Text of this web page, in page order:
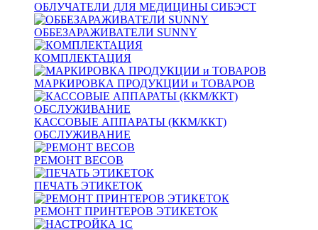
ОБЛУЧАТЕЛИ ДЛЯ МЕДИЦИНЫ СИБЭСТ
ОББЕЗАРАЖИВАТЕЛИ SUNNY
КОМПЛЕКТАЦИЯ
МАРКИРОВКА ПРОДУКЦИИ и ТОВАРОВ
КАССОВЫЕ АППАРАТЫ (ККМ/ККТ)
ОБСЛУЖИВАНИЕ
РЕМОНТ ВЕСОВ
ПЕЧАТЬ ЭТИКЕТОК
РЕМОНТ ПРИНТЕРОВ ЭТИКЕТОК